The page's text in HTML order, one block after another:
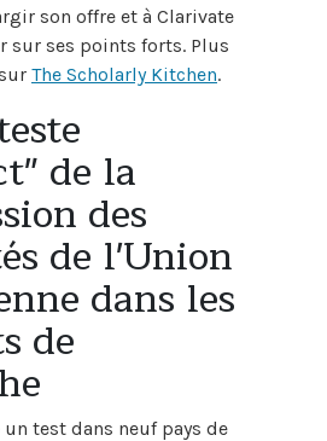
son offre et à Clarivate
sur ses points forts. Plus
The Scholarly Kitchen.
de la
des
de l'Union
dans les
de
test dans neuf pays de